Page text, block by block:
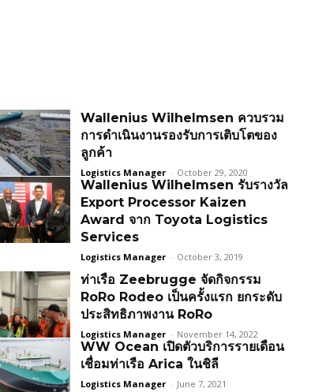
Wallenius Wilhelmsen ควบรวม
การดำเนินงานรองรับการเติบโตของ
ลูกค้า
Logistics Manager - October 29, 2020
Wallenius Wilhelmsen รับรางวัล
Export Processor Kaizen
Award จาก Toyota Logistics
Services
Logistics Manager - October 3, 2019
ท่าเรือ Zeebrugge จัดกิจกรรม
RoRo Rodeo เป็นครั้งแรก ยกระดับ
ประสิทธิภาพงาน RoRo
Logistics Manager - November 14, 2022
WW Ocean เปิดตัวบริการรายเดือน
เชื่อมท่าเรือ Arica ในชิลี
Logistics Manager - June 7, 2021